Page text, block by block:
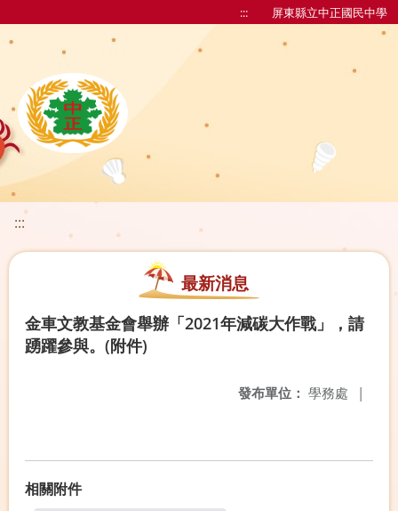
::: 屏東縣立中正國民中學
:::
最新消息
金車文教基金會舉辦「2021年減碳大作戰」，請
踴躍參與。(附件)
發布單位： 學務處 |
相關附件